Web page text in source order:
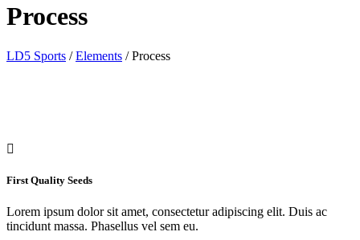
Process
LD5 Sports /Elements /Process
First Quality Seeds
Lorem ipsum dolor sit amet, consectetur adipiscing elit. Duis ac
tincidunt massa. Phasellus vel sem eu.